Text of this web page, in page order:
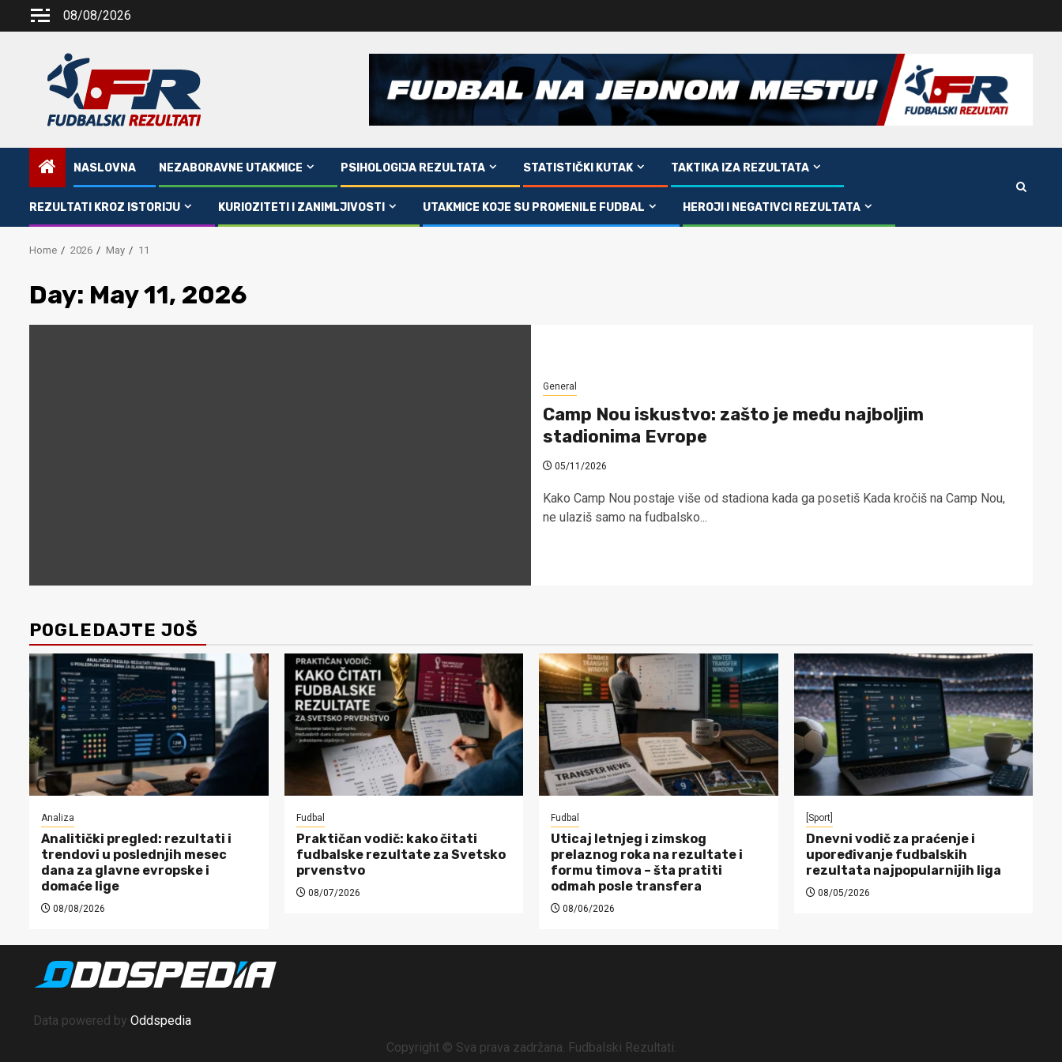
08/08/2026
NASLOVNA NEZABORAVNE UTAKMICE PSIHOLOGIJA REZULTATA STATISTIČKI KUTAK TAKTIKA IZA REZULTATA
REZULTATI KROZ ISTORIJU KURIOZITETI I ZANIMLJIVOSTI UTAKMICE KOJE SU PROMENILE FUDBAL HEROJI I NEGATIVCI REZULTATA
Home 2026 May 11
Day: May 11, 2026
General
Camp Nou iskustvo: zašto je među najboljim
stadionima Evrope
05/11/2026
Kako Camp Nou postaje više od stadiona kada ga posetiš Kada kročiš na Camp Nou,
ne ulaziš samo na fudbalsko...
POGLEDAJTE JOŠ
Analiza
Analitički pregled: rezultati i
trendovi u poslednjih mesec
dana za glavne evropske i
domaće lige
08/08/2026
Fudbal
Praktičan vodič: kako čitati
fudbalske rezultate za Svetsko
prvenstvo
08/07/2026
Fudbal
Uticaj letnjeg i zimskog
prelaznog roka na rezultate i
formu timova – šta pratiti
odmah posle transfera
08/06/2026
[Sport]
Dnevni vodič za praćenje i
upoređivanje fudbalskih
rezultata najpopularnijih liga
08/05/2026
Data powered by Oddspedia
Copyright © Sva prava zadržana. Fudbalski Rezultati.